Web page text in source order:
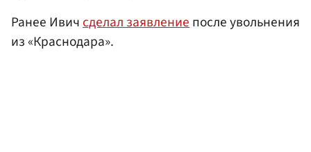
Ранее Ивичсделал заявлениепосле увольнения
из «Краснодара».